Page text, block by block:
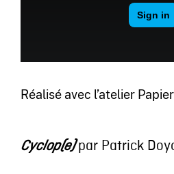
Réalisé avec l’atelier
Cyclop(e)par Patrick